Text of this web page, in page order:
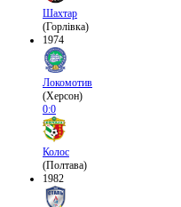
Шахтар
(Горлівка)
1974
Локомотив
(Херсон)
0:0
Колос
(Полтава)
1982